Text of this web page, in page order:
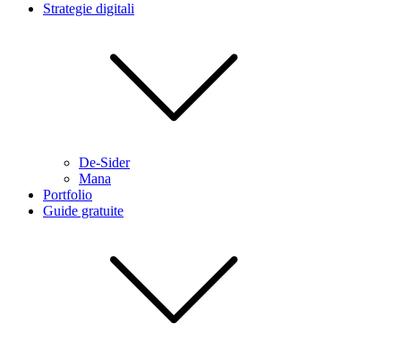
Strategie digitali
De-Sider
Mana
Portfolio
Guide gratuite